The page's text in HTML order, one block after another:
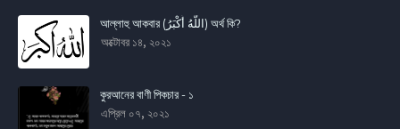
আল্লাহু আকবার (اللَّهُ أَكْبَرُ) অর্থ কি?
অক্টোবর ১৪, ২০২১
কুরআনের বাণী পিকচার - ১
এপ্রিল ০৭, ২০২১